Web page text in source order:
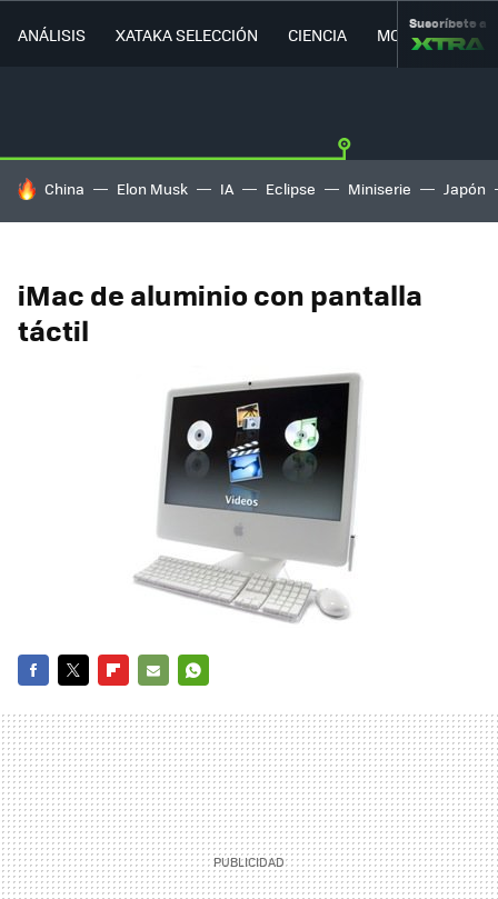
ANÁLISIS XATAKA SELECCIÓN CIENCIA MOVILIDAD
Suscríbete a
HOY SE HABLA DE
China Elon Musk IA Eclipse Miniserie Japón
iMac de aluminio con pantalla
táctil
MAIL